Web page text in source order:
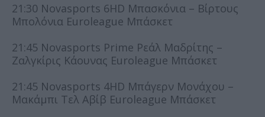
21:30 Novasports 6HD Μπασκόνια – Βίρτους
Μπολόνια Euroleague Μπάσκετ
21:45 Novasports Prime Ρεάλ Μαδρίτης –
Ζαλγκίρις Κάουνας Euroleague Μπάσκετ
21:45 Novasports 4HD Μπάγερν Μονάχου –
Μακάμπι Τελ Αβίβ Euroleague Μπάσκετ